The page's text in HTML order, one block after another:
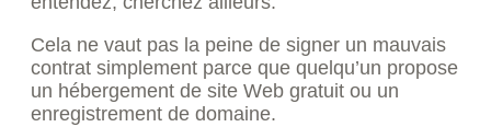
Cela ne vaut pas la peine de signer un mauvais
contrat simplement parce que quelqu’un propose
un hébergement de site Web gratuit ou un
enregistrement de domaine.